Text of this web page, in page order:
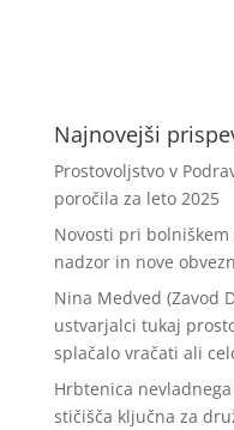
Najnovejši
Prostovoljstvo v
poročila za leto 2025
Novosti pri
nadzor in nove
Nina Medved (Zavod
ustvarjalci tukaj
splačalo vračati ali
Hrbtenica
stičišča ključna za